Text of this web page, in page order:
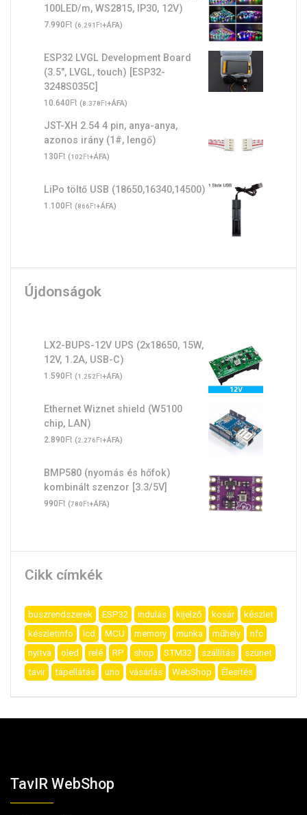
100LED/m, WS2815, IP30, 12V)
7.990Ft (6.291 Ft+ÁFA)
ESP32 LVGL Development Board
(3.5", LVGL, touch) [ESP32-
3248S035C]
10.640Ft (8.378Ft+ÁFA)
JST-XH 2.54 4 pin, anya-anya,
azonos irány (1#, lengő)
130Ft (102Ft+ÁFA)
LiPo töltő USB (18650,16340,14500)
1.100Ft (866Ft+ÁFA)
Újdonságok
LX2-BUPS-12V UPS (2x18650, 15W,
12V, 1.2A, USB-C)
1.590Ft (1.252Ft+ÁFA)
Ethernet Wiznet shield (W5100
chip, LAN)
2.890Ft (2.276Ft+ÁFA)
BMP580 (nyomás és hőfok)
kombinált szenzor [3.3/5V]
990Ft (780Ft+ÁFA)
Cikk címkék
buszrendszerek ESP32 indulás kijelző kosár
készlet
készletinfo
lcd MCU memory munka műhely
nfc
nyitva
oled relé RP shop STM32 szállítás
szünet
tavir
tápellátás uno vásárlás WebShop Élesítés
TavIR WebShop